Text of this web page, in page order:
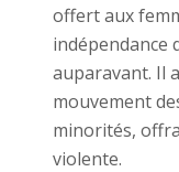
offert aux
indépendance
auparavant. Il
mouvement
minorités,
violente.